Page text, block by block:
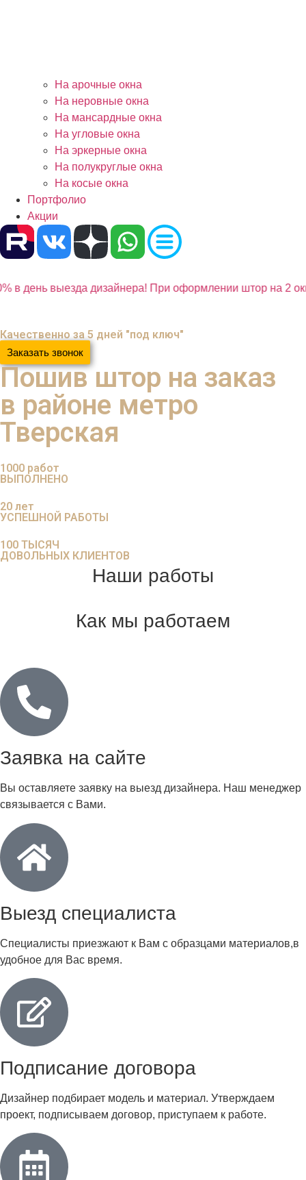
На арочные окна
На неровные окна
На мансардные окна
На угловые окна
На эркерные окна
На полукруглые окна
На косые окна
Портфолио
Акции
в день выезда дизайнера! При оформлении штор на 2
Качественно за 5 дней "под ключ"
Заказать звонок
Пошив штор на заказ
в районе метро
Тверская
1000 работ
ВЫПОЛНЕНО
20 лет
УСПЕШНОЙ РАБОТЫ
100 ТЫСЯЧ
ДОВОЛЬНЫХ КЛИЕНТОВ
Наши работы
Как мы работаем
Заявка на сайте
Вы оставляете заявку на выезд дизайнера. Наш менеджер
связывается с Вами.
Выезд специалиста
Специалисты приезжают к Вам с образцами материалов,в
удобное для Вас время.
Подписание договора
Дизайнер подбирает модель и материал. Утверждаем
проект, подписываем договор, приступаем к работе.